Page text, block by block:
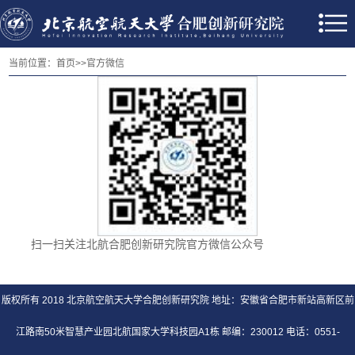
当前位置：首页>>官方微信
扫一扫关注北航合肥创新研究院官方微信公众号
版权所有 2018 北京航空航天大学合肥创新研究院 地址：安徽省合肥市新站高新区前
江路南50米智慧产业园北航国家大学科技园A1栋 邮编：230012 电话：0551-